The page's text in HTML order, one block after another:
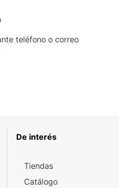
teléfono o correo
De interés
Tiendas
Catálogo